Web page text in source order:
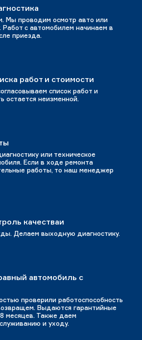
Мы проводим осмотр авто или
Работ с автомобилем начинаем в
приезда.
работ и стоимости
список работ и
остается неизменной.
или техническое
Если в ходе ремонта
работы, то наш менеджер
качестваи
Делаем выходную диагностику.
автомобиль с
проверили работоспособность
Выдаются гарантийные
месяцев. Также даем
и уходу.